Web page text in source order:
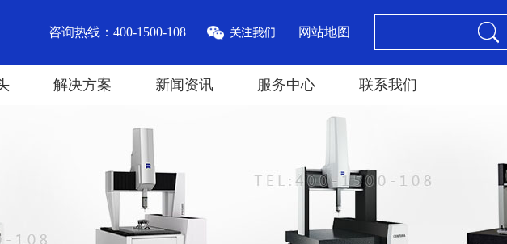
网站地图
咨询热线：400-1500-108
解决方案 新闻资讯 服务中心 联系我们